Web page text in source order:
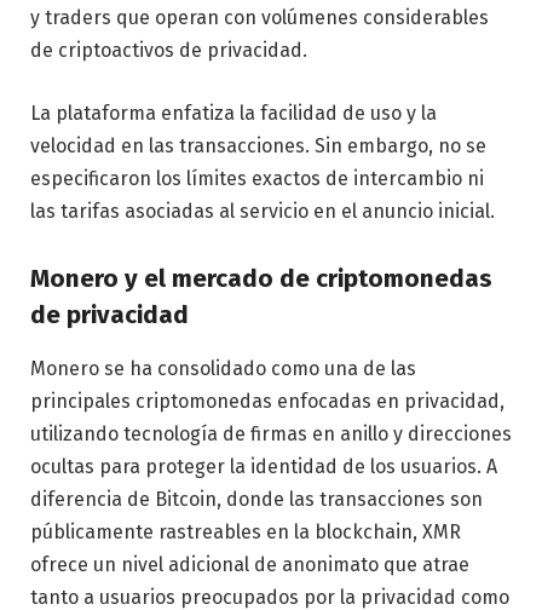
y traders que operan con volúmenes considerables
de criptoactivos de privacidad.
La plataforma enfatiza la facilidad de uso y la
velocidad en las transacciones. Sin embargo, no se
especificaron los límites exactos de intercambio ni
las tarifas asociadas al servicio en el anuncio inicial.
Monero y el mercado de criptomonedas
de privacidad
Monero se ha consolidado como una de las
principales criptomonedas enfocadas en privacidad,
utilizando tecnología de firmas en anillo y direcciones
ocultas para proteger la identidad de los usuarios. A
diferencia de Bitcoin, donde las transacciones son
públicamente rastreables en la blockchain, XMR
ofrece un nivel adicional de anonimato que atrae
tanto a usuarios preocupados por la privacidad como